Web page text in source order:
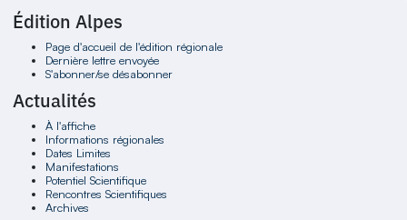
Édition Alpes
Page d'accueil de l'édition régionale
Dernière lettre envoyée
S'abonner/se désabonner
Actualités
À l'affiche
Informations régionales
Dates Limites
Manifestations
Potentiel Scientifique
Rencontres Scientifiques
Archives